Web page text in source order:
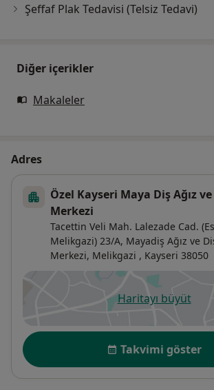
Şeffaf Plak Tedavisi (Telsiz Tedavi)
Diğer içerikler
Makaleler
Adres
Özel Kayseri Maya Diş Ağız ve
Merkezi
Tacettin Veli Mah. Lalezade Cad.
Melikgazi) 23/A, Mayadiş Ağız ve
Merkezi, Melikgazi , Kayseri 38050
Haritayı büyüt
yeni bir
Uygunluk
Takvimi göster